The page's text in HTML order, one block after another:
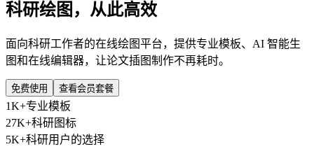
科研绘图，从此高效
面向科研工作者的在线绘图平台，提供专业模板、AI 智能生
图和在线编辑器，让论文插图制作不再耗时。
免费使用 查看会员套餐
1K+专业模板
27K+科研图标
5K+科研用户的选择